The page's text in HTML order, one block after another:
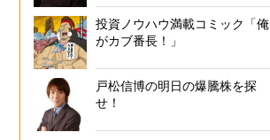
投資ノウハウ満載コミック「俺
がカブ番長！」
戸松信博の明日の爆騰株を探
せ！